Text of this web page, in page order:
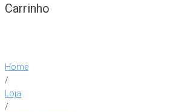
Carrinho
Home
/
Loja
/